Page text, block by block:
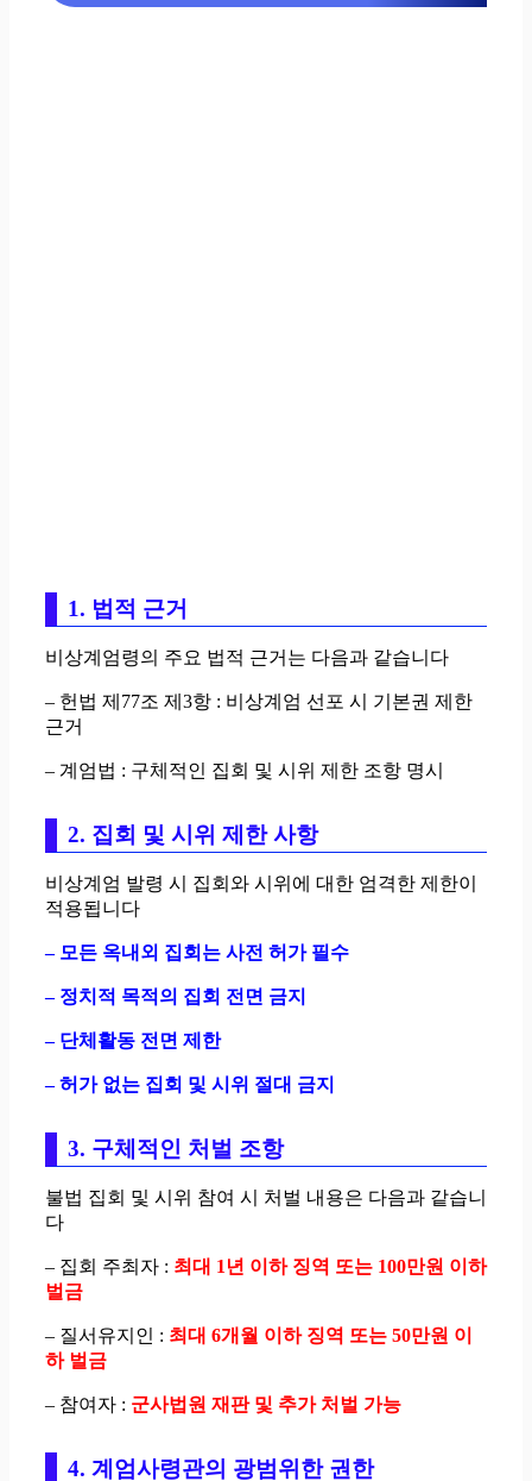
1. 법적 근거
비상계엄령의 주요 법적 근거는 다음과 같습니다
– 헌법 제77조 제3항 : 비상계엄 선포 시 기본권 제한
근거
– 계엄법 : 구체적인 집회 및 시위 제한 조항 명시
2. 집회 및 시위 제한 사항
비상계엄 발령 시 집회와 시위에 대한 엄격한 제한이
적용됩니다
– 모든 옥내외 집회는 사전 허가 필수
– 정치적 목적의 집회 전면 금지
– 단체활동 전면 제한
– 허가 없는 집회 및 시위 절대 금지
3. 구체적인 처벌 조항
불법 집회 및 시위 참여 시 처벌 내용은 다음과 같습니
다
– 집회 주최자 : 최대 1년 이하 징역 또는 100만원 이하
벌금
– 질서유지인 : 최대 6개월 이하 징역 또는 50만원 이
하 벌금
– 참여자 : 군사법원 재판 및 추가 처벌 가능
4. 계엄사령관의 광범위한 권한